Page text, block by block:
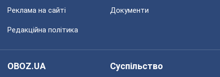
Реклама на сайті Документи
Редакційна політика
OBOZ.UA
Суспільство